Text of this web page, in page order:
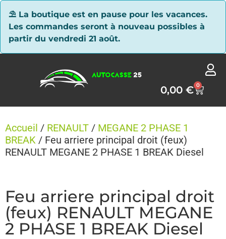
⛱ La boutique est en pause pour les vacances.
Les commandes seront à nouveau possibles à
partir du vendredi 21 août.
0,00€ 0
Accueil / RENAULT / MEGANE 2 PHASE 1
BREAK / Feu arriere principal droit (feux)
RENAULT MEGANE 2 PHASE 1 BREAK Diesel
Feu arriere principal droit
(feux) RENAULT MEGANE
2 PHASE 1 BREAK Diesel
Panneau de gestion des cookies